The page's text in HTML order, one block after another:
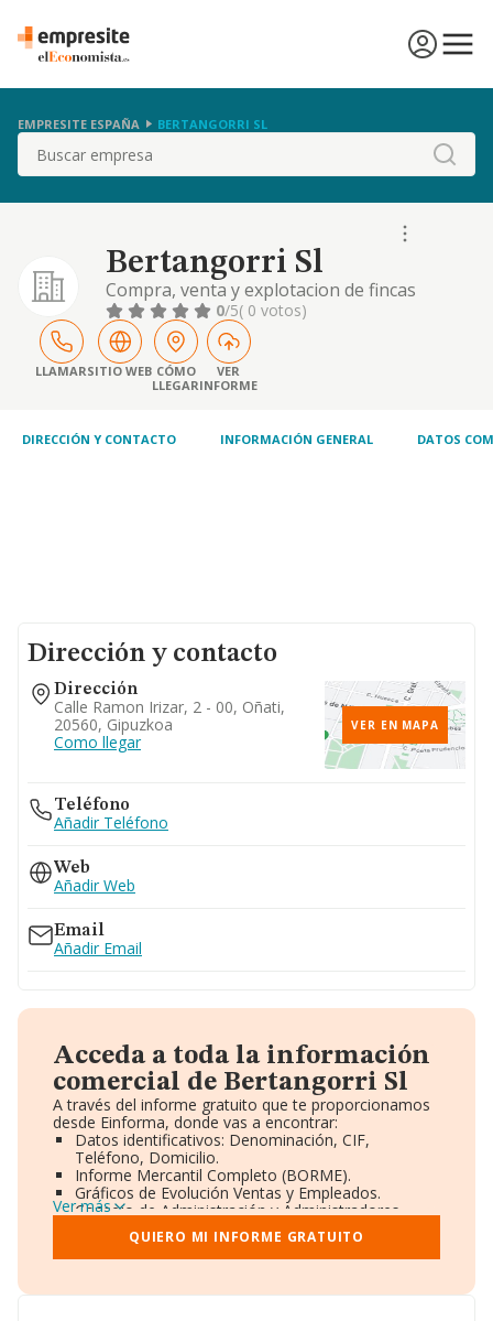
EMPRESITE ESPAÑA BERTANGORRI SL
Buscar
Bertangorri Sl
Compra, venta y explotacion de fincas
rusticas y urbanas. parcelacion de fincas y
creacion de urbanizacion, y la adquisicion y
enajenacion por cualquier titulo de terrenos,
edificaciones y fincas en general. asi como la
0/5( 0 votos)
LLAMARSITIO WEB CÓMO
LLEGAR
VER
INFORME
DIRECCIÓN Y CONTACTO INFORMACIÓN GENERAL DATOS
Dirección y contacto
Dirección
Calle Ramon Irizar, 2 - 00, Oñati,
20560, Gipuzkoa
Como llegar
VER EN MAPA
Teléfono
Añadir Teléfono
Web
Añadir Web
Email
Añadir Email
Acceda a toda la información
comercial de Bertangorri Sl
A través del informe gratuito que te proporcionamos
desde Einforma, donde vas a encontrar:
Datos identificativos: Denominación, CIF,
Teléfono, Domicilio.
Informe Mercantil Completo (BORME).
Gráficos de Evolución Ventas y Empleados.
Consejo de Administración y Administradores.
Directivos y Ejecutivos.
Accionistas.
Participaciones y Vinculaciones en otras empresas.
Información oficial y registral complementaria.
Ver más
QUIERO MI INFORME GRATUITO